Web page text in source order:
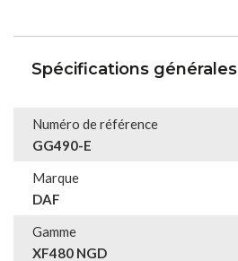
Spécifications générales
Numéro de référence
GG490-E
Marque
DAF
Gamme
XF480 NGD